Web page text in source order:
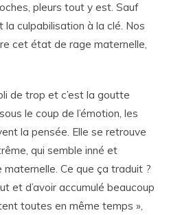
pleurs tout y est. Sauf
la culpabilisation à la clé. Nos
cet état de rage maternelle,
de trop et c’est la goutte
le coup de l’émotion, les
la pensée. Elle se retrouve
qui semble inné et
maternelle. Ce que ça traduit ?
et d’avoir accumulé beaucoup
toutes en même temps »,